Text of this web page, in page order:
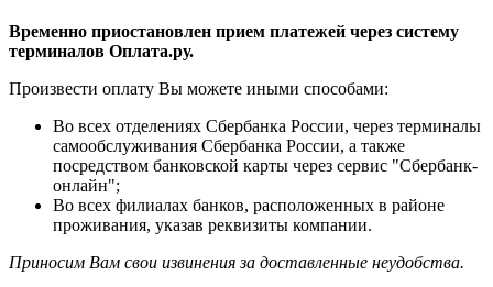
Временно приостановлен прием платежей через систему
терминалов Оплата.ру.
Произвести оплату Вы можете иными способами:
Во всех отделениях Сбербанка России, через терминалы
самообслуживания Сбербанка России, а также
посредством банковской карты через сервис "Сбербанк-
онлайн";
Во всех филиалах банков, расположенных в районе
проживания, указав реквизиты компании.
Приносим Вам свои извинения за доставленные неудобства.